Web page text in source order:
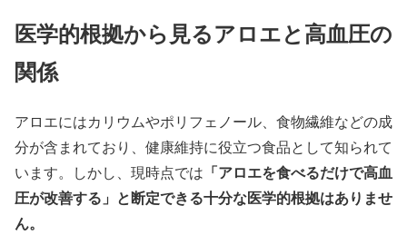
医学的根拠から見るアロエと高血圧の
関係
アロエにはカリウムやポリフェノール、食物繊維などの成
分が含まれており、健康維持に役立つ食品として知られて
います。しかし、現時点では 「アロエを食べるだけで高血
圧が改善する」と断定できる十分な医学的根拠はありませ
ん。